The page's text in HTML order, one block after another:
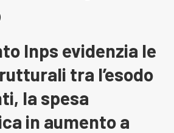
Inps evidenzia le
tra l’esodo
la spesa
in aumento a